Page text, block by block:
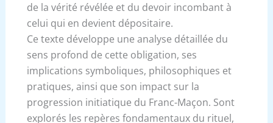
de la vérité révélée et du devoir incombant à
celui qui en devient dépositaire.
Ce texte développe une analyse détaillée du
sens profond de cette obligation, ses
implications symboliques, philosophiques et
pratiques, ainsi que son impact sur la
progression initiatique du Franc-Maçon. Sont
explorés les repères fondamentaux du rituel,